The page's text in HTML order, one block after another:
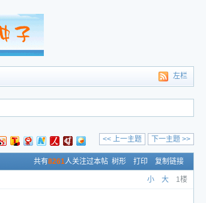
左栏
下一主题 >>
<< 上一主题
共有8261人关注过本帖 树形 打印 复制链接
小 大 1楼